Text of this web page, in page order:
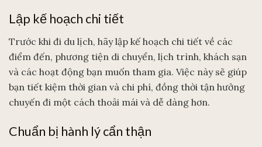
Lập kế hoạch chi tiết
Trước khi đi du lịch, hãy lập kế hoạch chi tiết về các
điểm đến, phương tiện di chuyển, lịch trình, khách sạn
và các hoạt động bạn muốn tham gia. Việc này sẽ giúp
bạn tiết kiệm thời gian và chi phí, đồng thời tận hưởng
chuyến đi một cách thoải mái và dễ dàng hơn.
Chuẩn bị hành lý cẩn thận